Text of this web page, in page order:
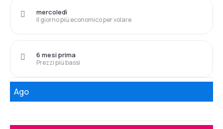
Il giorno più economico per volare
mercoledì
Prezzi più bassi
6 mesi prima
Ago